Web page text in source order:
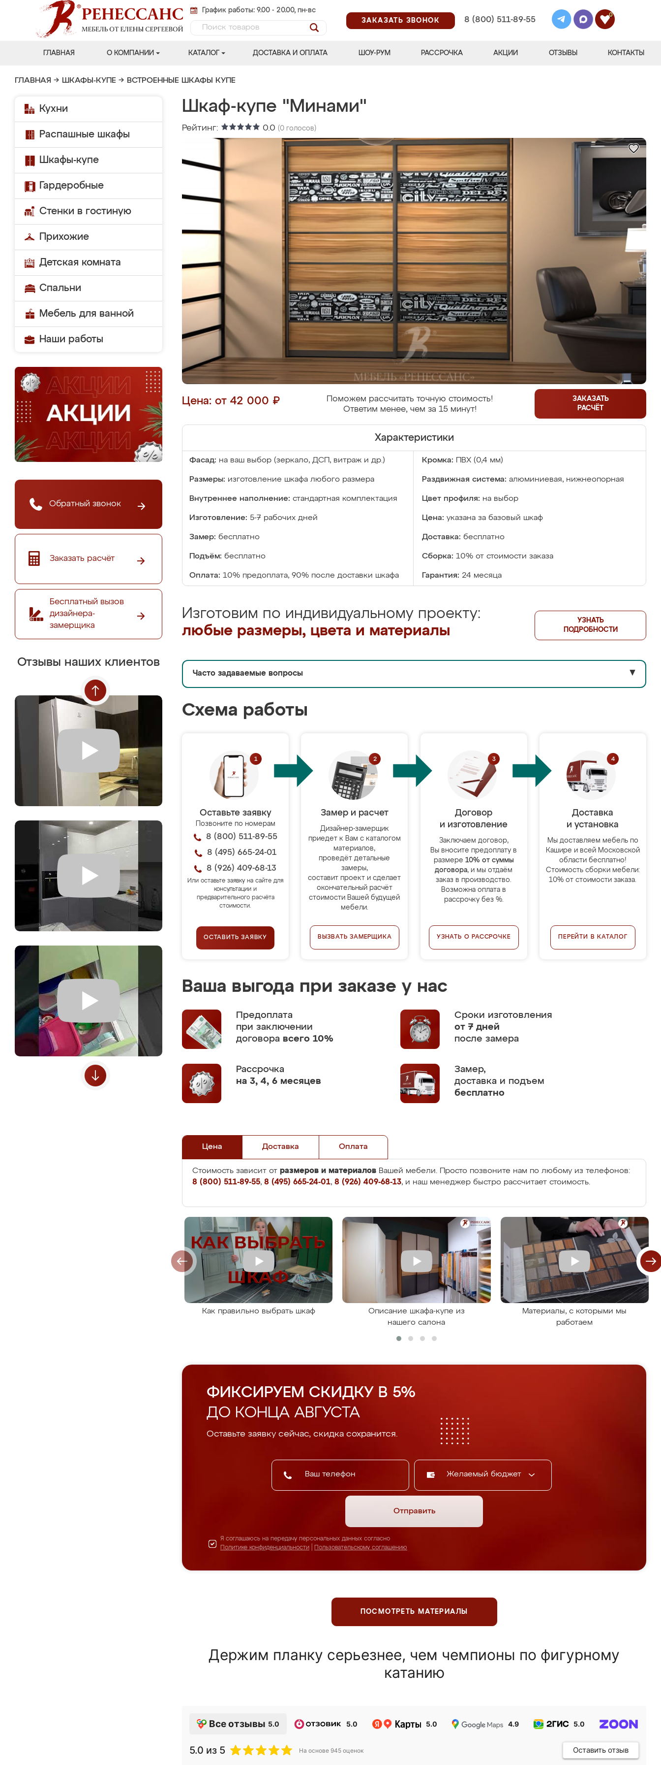
График работы: 9.00 - 20.00, пн-вс
ЗАКАЗАТЬ ЗВОНОК
8 (800) 511-89-55
0
ГЛАВНАЯ О КОМПАНИИ КАТАЛОГ ДОСТАВКА И ОПЛАТА ШОУ-РУМ РАССРОЧКА АКЦИИ ОТЗЫВЫ КОНТАКТЫ
ГЛАВНАЯ → ШКАФЫ-КУПЕ → ВСТРОЕННЫЕ ШКАФЫ КУПЕ
Кухни
Распашные шкафы
Шкафы-купе
Гардеробные
Стенки в гостиную
Прихожие
Детская комната
Спальни
Мебель для ванной
Наши работы
Обратный звонок
Заказать расчёт
Бесплатный вызов
дизайнера-
замерщика
Отзывы наших клиентов
Шкаф-купе "Минами"
Рейтинг: 0.0 (0 голосов)
Цена: от 42 000 ₽
Поможем рассчитать точную стоимость!
Ответим менее, чем за 15 минут!
ЗАКАЗАТЬ
РАСЧЁТ
Характеристики
Фасад: на ваш выбор (зеркало, ДСП, витраж и др.) Кромка: ПВХ (0,4 мм)
Размеры: изготовление шкафа любого размера Раздвижная система: алюминиевая, нижнеопорная
Внутреннее наполнение: стандартная комплектация Цвет профиля: на выбор
Изготовление: 5-7 рабочих дней Цена: указана за базовый шкаф
Замер: бесплатно Доставка: бесплатно
Подъём: бесплатно Сборка: 10% от стоимости заказа
Оплата: 10% предоплата, 90% после доставки шкафа Гарантия: 24 месяца
Изготовим по индивидуальному проекту:
любые размеры, цвета и материалы
УЗНАТЬ
ПОДРОБНОСТИ
Часто задаваемые вопросы ▼
Схема работы
Оставьте заявку
Позвоните по номерам
8 (800) 511-89-55
8 (495) 665-24-01
8 (926) 409-68-13
Или оставьте заявку на сайте для
консультации и
предварительного расчёта
стоимости.
ОСТАВИТЬ ЗАЯВКУ
Замер и расчет
Дизайнер-замерщик
приедет к Вам с каталогом
материалов,
проведёт детальные
замеры,
составит проект и сделает
окончательный расчёт
стоимости Вашей будущей
мебели.
ВЫЗВАТЬ ЗАМЕРЩИКА
Договор
и изготовление
Заключаем договор,
Вы вносите предоплату в
размере 10% от суммы
договора, и мы отдаём
заказ в производство.
Возможна оплата в
рассрочку без %.
УЗНАТЬ О РАССРОЧКЕ
Доставка
и установка
Мы доставляем мебель по
Кашире и всей Московской
области бесплатно!
Стоимость сборки мебели:
10% от стоимости заказа.
ПЕРЕЙТИ В КАТАЛОГ
Ваша выгода при заказе у нас
Предоплата
при заключении
договора всего 10%
Сроки изготовления
от 7 дней
после замера
Рассрочка
на 3, 4, 6 месяцев
Замер,
доставка и подъем
бесплатно
Цена Доставка Оплата
Стоимость зависит от размеров и материалов Вашей мебели. Просто позвоните нам по любому из телефонов:
8 (800) 511-89-55, 8 (495) 665-24-01, 8 (926) 409-68-13, и наш менеджер быстро рассчитает стоимость.
Как правильно выбрать шкаф
Описание шкафа-купе из
нашего салона
Материалы, с которыми мы
работаем
ФИКСИРУЕМ СКИДКУ В 5%
ДО КОНЦА АВГУСТА
Оставьте заявку сейчас, скидка сохранится.
Желаемый бюджет
Отправить
Я соглашаюсь на передачу персональных данных согласно
Политике конфиденциальности
Пользовательскому соглашению
ПОСМОТРЕТЬ МАТЕРИАЛЫ
Держим планку серьезнее, чем чемпионы по фигурному
катанию
Все отзывы 5.0 5.0 5.0 4.9 5.0
5.0 из 5 На основе 945 оценок Оставить отзыв